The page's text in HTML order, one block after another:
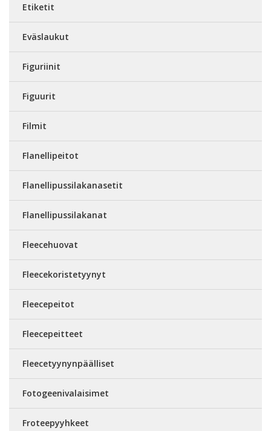
Etiketit
Eväslaukut
Figuriinit
Figuurit
Filmit
Flanellipeitot
Flanellipussilakanasetit
Flanellipussilakanat
Fleecehuovat
Fleecekoristetyynyt
Fleecepeitot
Fleecepeitteet
Fleecetyynynpäälliset
Fotogeenivalaisimet
Froteepyyhkeet